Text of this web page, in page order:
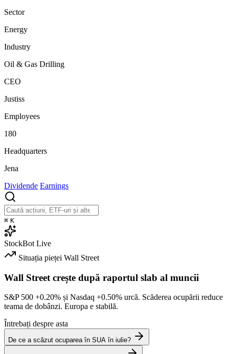
Sector
Energy
Industry
Oil & Gas Drilling
CEO
Justiss
Employees
180
Headquarters
Jena
Dividende Earnings
⌘ K
StockBot Live
Situația pieței Wall Street
Wall Street crește după raportul slab al muncii
S&P 500 +0.20% și Nasdaq +0.50% urcă. Scăderea ocupării reduce
teama de dobânzi. Europa e stabilă.
Întrebați despre asta
De ce a scăzut ocuparea în SUA în iulie?